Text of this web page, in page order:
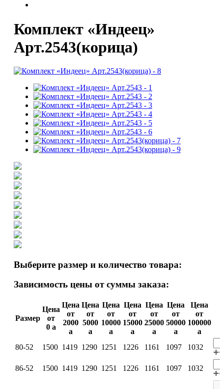
Комплект «Индеец»
Арт.2543(корица)
Выберите размер и количество товара:
Зависимость цены от суммы заказа:
Размер
Цена
от
0 a
Цена
от
2000
a
Цена
от
5000
a
Цена
от
10000
a
Цена
от
15000
a
Цена
от
25000
a
Цена
от
50000
a
Цена
от
100000
a
80-52
1500 1419 1290 1251 1226 1161 1097 1032
86-52 1500 1419 1290 1251 1226 1161 1097 1032